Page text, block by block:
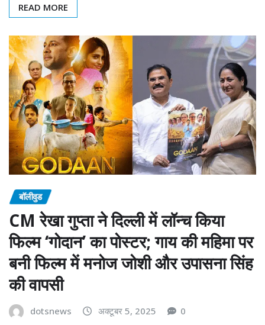
READ MORE
बॉलीवुड
CM रेखा गुप्ता ने दिल्ली में लॉन्च किया
फिल्म ‘गोदान’ का पोस्टर; गाय की महिमा पर
बनी फिल्म में मनोज जोशी और उपासना सिंह
की वापसी
dotsnews अक्टूबर 5, 2025 0